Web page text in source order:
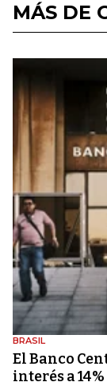
MÁS DE
BRASIL
El Banco
interés a